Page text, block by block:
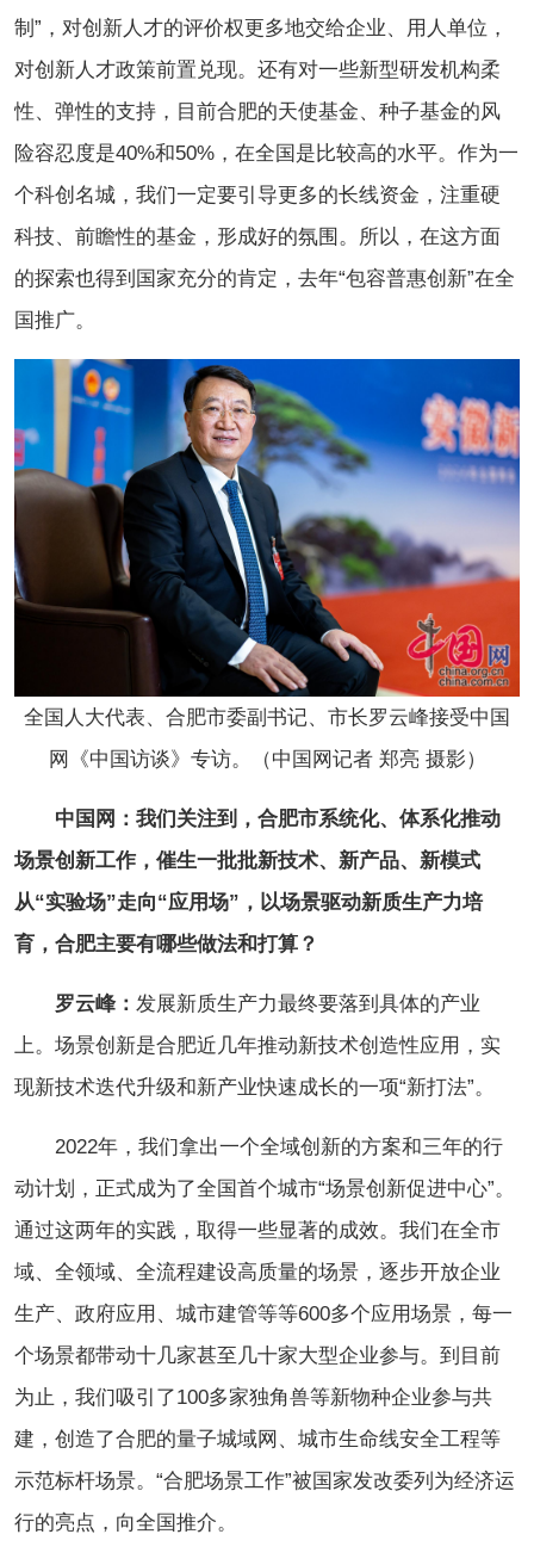
制”，对创新人才的评价权更多地交给企业、用人单位，
对创新人才政策前置兑现。还有对一些新型研发机构柔
性、弹性的支持，目前合肥的天使基金、种子基金的风
险容忍度是40%和50%，在全国是比较高的水平。作为一
个科创名城，我们一定要引导更多的长线资金，注重硬
科技、前瞻性的基金，形成好的氛围。所以，在这方面
的探索也得到国家充分的肯定，去年“包容普惠创新”在全
国推广。
全国人大代表、合肥市委副书记、市长罗云峰接受中国
网《中国访谈》专访。（中国网记者 郑亮 摄影）
中国网：我们关注到，合肥市系统化、体系化推动
场景创新工作，催生一批批新技术、新产品、新模式
从“实验场”走向“应用场”，以场景驱动新质生产力培
育，合肥主要有哪些做法和打算？
罗云峰： 发展新质生产力最终要落到具体的产业
上。场景创新是合肥近几年推动新技术创造性应用，实
现新技术迭代升级和新产业快速成长的一项“新打法”。
2022年，我们拿出一个全域创新的方案和三年的行
动计划，正式成为了全国首个城市“场景创新促进中心”。
通过这两年的实践，取得一些显著的成效。我们在全市
域、全领域、全流程建设高质量的场景，逐步开放企业
生产、政府应用、城市建管等等600多个应用场景，每一
个场景都带动十几家甚至几十家大型企业参与。到目前
为止，我们吸引了100多家独角兽等新物种企业参与共
建，创造了合肥的量子城域网、城市生命线安全工程等
示范标杆场景。“合肥场景工作”被国家发改委列为经济运
行的亮点，向全国推介。